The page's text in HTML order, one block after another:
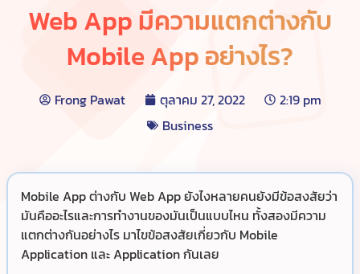
Web App มีความแตกต่างกับ
Mobile App อย่างไร?
Frong Pawat ตุลาคม 27, 2022
2:19 pm
Business
Mobile App ต่างกับ Web App ยังไงหลายคนยังมีข้อสงสัยว่า
มันคืออะไรและการทำงานของมันเป็นแบบไหน ทั้งสองมีความ
แตกต่างกันอย่างไร มาไขข้อสงสัยเกี่ยวกับ Mobile
Application และ Application กันเลย